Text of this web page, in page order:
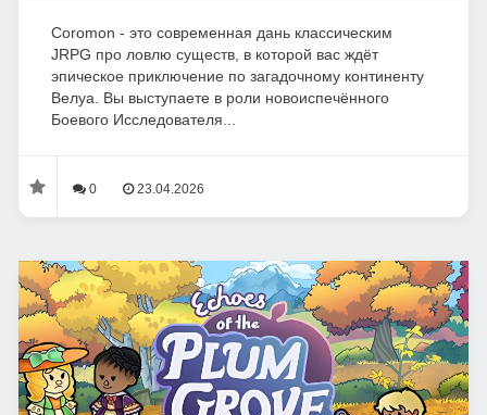
Coromon - это современная дань классическим
JRPG про ловлю существ, в которой вас ждёт
эпическое приключение по загадочному континенту
Велуа. Вы выступаете в роли новоиспечённого
Боевого Исследователя...
0 23.04.2026